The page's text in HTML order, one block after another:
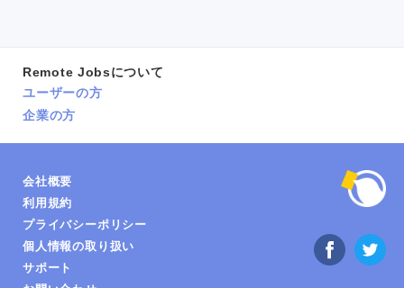
Remote Jobsについて
ユーザーの方
企業の方
会社概要
利用規約
プライバシーポリシー
個人情報の取り扱い
サポート